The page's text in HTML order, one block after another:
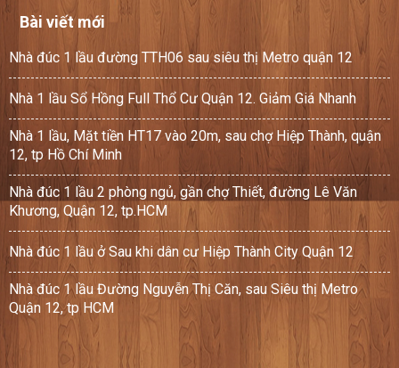
Bài viết mới
Nhà đúc 1 lầu đường TTH06 sau siêu thị Metro quận 12
Nhà 1 lầu Sổ Hồng Full Thổ Cư Quận 12. Giảm Giá Nhanh
Nhà 1 lầu, Mặt tiền HT17 vào 20m, sau chợ Hiệp Thành, quận
12, tp Hồ Chí Minh
Nhà đúc 1 lầu 2 phòng ngủ, gần chợ Thiết, đường Lê Văn
Khương, Quận 12, tp.HCM
Nhà đúc 1 lầu ở Sau khi dân cư Hiệp Thành City Quận 12
Nhà đúc 1 lầu Đường Nguyễn Thị Căn, sau Siêu thị Metro
Quận 12, tp HCM